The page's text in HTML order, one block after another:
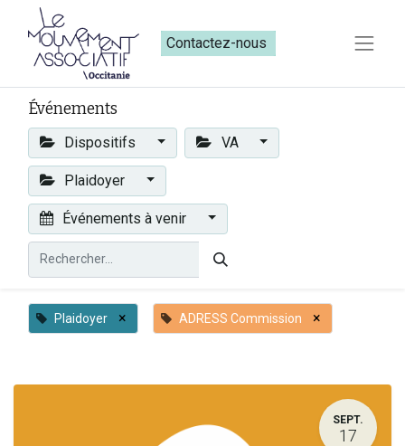
Contactez-nous​​
Événements
Dispositifs VA
Plaidoyer
Événements à venir
Plaidoyer × ADRESS Commission ×
SEPT.
17